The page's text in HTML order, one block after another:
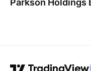
Parkson Holdings